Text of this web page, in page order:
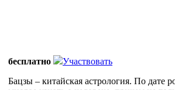
бесплатно
Участвовать
Бацзы – китайская астрология. По дате